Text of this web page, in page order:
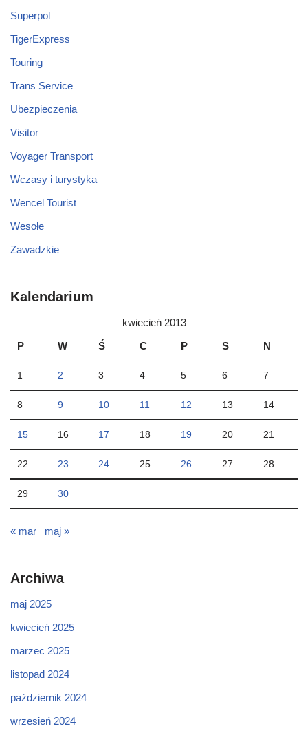
Superpol
TigerExpress
Touring
Trans Service
Ubezpieczenia
Visitor
Voyager Transport
Wczasy i turystyka
Wencel Tourist
Wesołe
Zawadzkie
Kalendarium
kwiecień 2013
P
W Ś C P S N
1 2 3 4 5 6 7
8 9 10 11 12 13 14
15 16 17 18 19 20 21
22 23 24 25 26 27 28
29 30
« mar maj »
Archiwa
maj 2025
kwiecień 2025
marzec 2025
listopad 2024
październik 2024
wrzesień 2024